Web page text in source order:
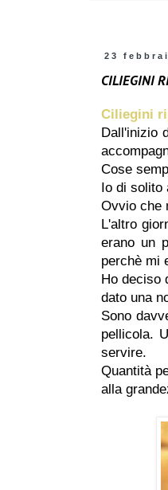
23
CILIEGINI
Ciliegini
Dall'inizio
Cose
Io di solito
Ovvio che
L'altro
erano un
perchè mi
Ho deciso
dato una
Sono
pellicola.
servire.
Quantità
alla